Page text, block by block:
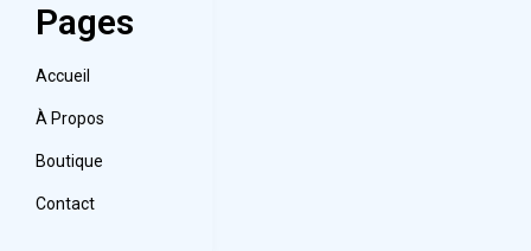
Pages
Accueil
À Propos
Boutique
Contact